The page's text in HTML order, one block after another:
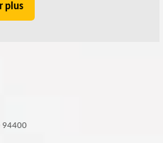
plus
94400